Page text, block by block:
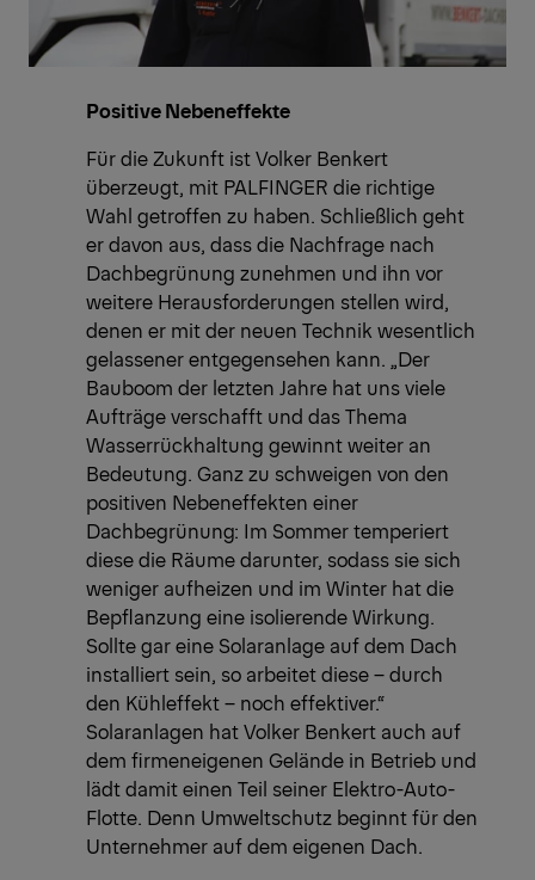
Positive Nebeneffekte
Für die Zukunft ist Volker Benkert
überzeugt, mit PALFINGER die richtige
Wahl getroffen zu haben. Schließlich geht
er davon aus, dass die Nachfrage nach
Dachbegrünung zunehmen und ihn vor
weitere Herausforderungen stellen wird,
denen er mit der neuen Technik wesentlich
gelassener entgegensehen kann. „Der
Bauboom der letzten Jahre hat uns viele
Aufträge verschafft und das Thema
Wasserrückhaltung gewinnt weiter an
Bedeutung. Ganz zu schweigen von den
positiven Nebeneffekten einer
Dachbegrünung: Im Sommer temperiert
diese die Räume darunter, sodass sie sich
weniger aufheizen und im Winter hat die
Bepflanzung eine isolierende Wirkung.
Sollte gar eine Solaranlage auf dem Dach
installiert sein, so arbeitet diese – durch
den Kühleffekt – noch effektiver.“
Solaranlagen hat Volker Benkert auch auf
dem firmeneigenen Gelände in Betrieb und
lädt damit einen Teil seiner Elektro-Auto-
Flotte. Denn Umweltschutz beginnt für den
Unternehmer auf dem eigenen Dach.